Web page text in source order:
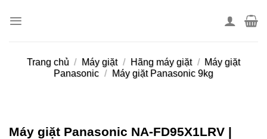
Trang chủ / Máy giặt / Hãng máy giặt /
Máy giặt
Panasonic / Máy giặt Panasonic 9kg
Máy giặt Panasonic NA-FD95X1LRV |